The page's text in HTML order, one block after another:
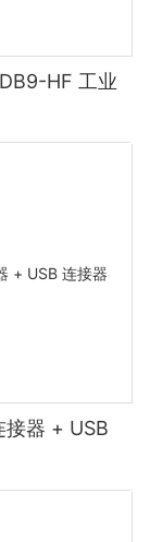
HF 工业
器 + USB